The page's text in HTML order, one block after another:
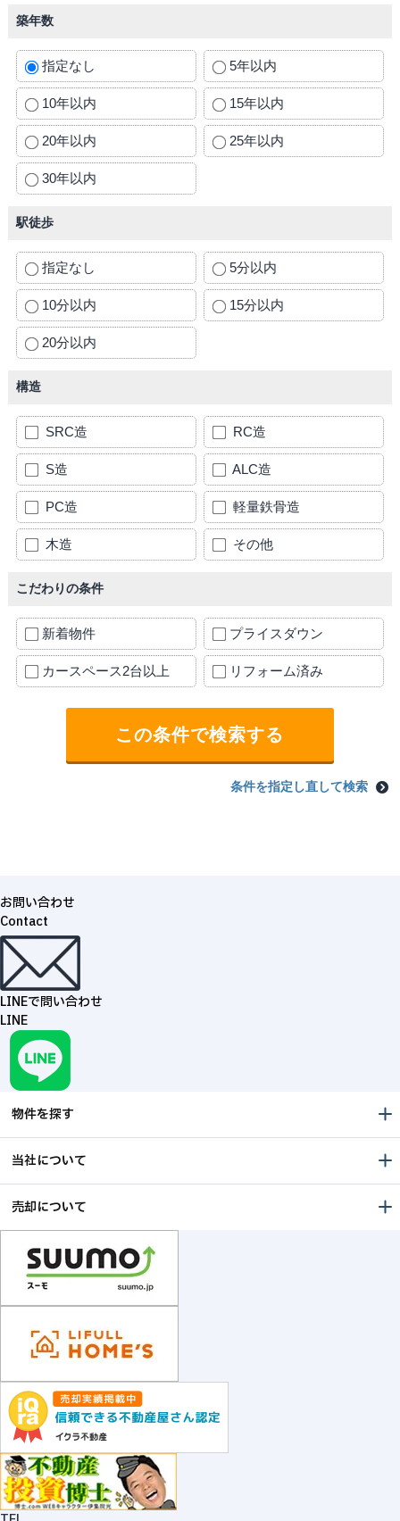
築年数
指定なし 5年以内
10年以内 15年以内
20年以内 25年以内
30年以内
駅徒歩
指定なし 5分以内
10分以内 15分以内
20分以内
構造
SRC造 RC造
S造 ALC造
PC造 軽量鉄骨造
木造 その他
こだわりの条件
新着物件 プライスダウン
カースペース2台以上 リフォーム済み
条件を指定し直して検索
お問い合わせ
Contact
LINEで問い合わせ
LINE
物件を探す
当社について
売却について